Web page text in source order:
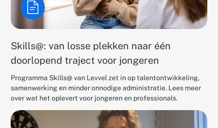
Skills@: van losse plekken naar één
doorlopend traject voor jongeren
Programma Skills@ van Levvel zet in op talentontwikkeling,
samenwerking en minder onnodige administratie. Lees meer
over wat het oplevert voor jongeren en professionals.